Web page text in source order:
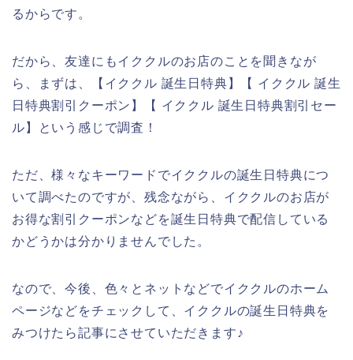
るからです。
だから、友達にもイククルのお店のことを聞きなが
ら、まずは、【イククル 誕生日特典】【 イククル 誕生
日特典割引クーポン】【 イククル 誕生日特典割引セー
ル】という感じで調査！
ただ、様々なキーワードでイククルの誕生日特典につ
いて調べたのですが、残念ながら、イククルのお店が
お得な割引クーポンなどを誕生日特典で配信している
かどうかは分かりませんでした。
なので、今後、色々とネットなどでイククルのホーム
ページなどをチェックして、イククルの誕生日特典を
みつけたら記事にさせていただきます♪